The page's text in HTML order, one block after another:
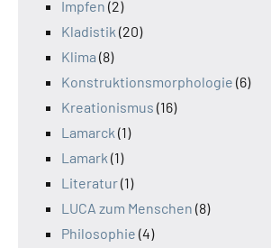
Impfen (2)
Kladistik (20)
Klima (8)
Konstruktionsmorphologie (6)
Kreationismus (16)
Lamarck (1)
Lamark (1)
Literatur(1)
LUCA zum Menschen (8)
Philosophie (4)